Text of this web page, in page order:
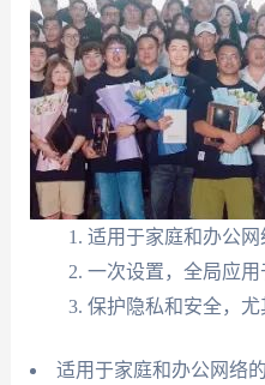
适用于家庭和办公网
一次设置，全局应用
保护隐私和安全，尤
适用于家庭和办公网络